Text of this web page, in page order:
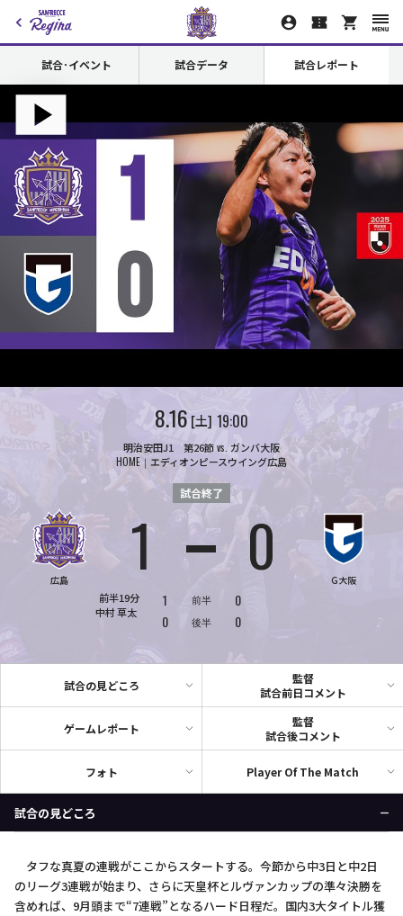
試合･イベント 試合データ 試合レポート
8.16 土 19:00
明治安田J1 第26節vs. ガンバ大阪
HOME
エディオンピースウイング広島
試合終了
広島 1 対0 G大阪
前半19分
中村草太
1 前半
0
0
後半 0
試合の見どころ
監督
試合前日コメント
ゲームレポート
監督
試合後コメント
フォト Player Of The Match
試合の見どころ
タフな真夏の連戦がここからスタートする。今節から中3日と中2日
のリーグ3連戦が始まり、さらに天皇杯とルヴァンカップの準々決勝を
含めれば、9月頭まで“7連戦”となるハード日程だ。国内3大タイトル獲